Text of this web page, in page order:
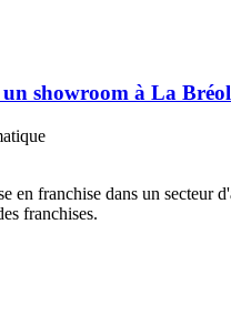
showroom à La
en franchise dans un secteur
franchises.